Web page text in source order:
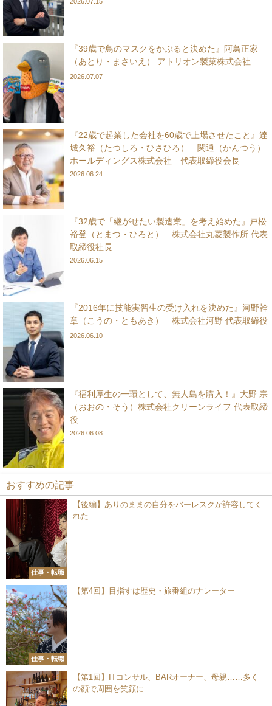
『39歳で鳥のマスクをかぶると決めた』阿鳥正家
（あとり・まさいえ） アトリオン製菓株式会社
2026.07.07
『22歳で起業した会社を60歳で上場させたこと』達
城久裕（たつしろ・ひさひろ） 関通（かんつう）
ホールディングス株式会社 代表取締役会長
2026.06.24
『32歳で「継がせたい製造業」を考え始めた』戸松
裕登（とまつ・ひろと） 株式会社丸菱製作所 代表
取締役社長
2026.06.15
『2016年に技能実習生の受け入れを決めた』河野幹
章（こうの・ともあき） 株式会社河野 代表取締役
2026.06.10
『福利厚生の一環として、無人島を購入！』大野 宗
（おおの・そう）株式会社クリーンライフ 代表取締
役
2026.06.08
おすすめの記事
仕事・転職
【後編】ありのままの自分をバーレスクが許容してく
れた
仕事・転職
【第4回】目指すは歴史・旅番組のナレーター
【第1回】ITコンサル、BARオーナー、母親……多く
の顔で周囲を笑顔に